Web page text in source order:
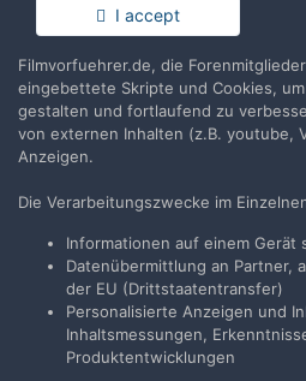
Belichtungsmodus
Weißabgleichsmodus
Brennweite (35mm)
Objektivmodell iPhone 7 Plus
Filmvorführer.de via Google
I accept
Filmvorfuehrer.de, die
eingebettete Skripte und Cookies,
gestalten und fortlaufend zu
von externen Inhalten (z.B. youtube,
Anzeigen.
Die Verarbeitungszwecke im
Informationen auf einem
Datenübermittlung an Partner,
der EU (Drittstaatentransfer)
Personalisierte Anzeigen und
Inhaltsmessungen,
Produktentwicklungen